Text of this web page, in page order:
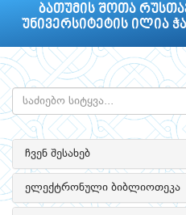
ბათუმის შოთა
უნივერსიტეტის ილია
ჩვენ შესახებ
ელექტრონული ბიბლიოთეკა